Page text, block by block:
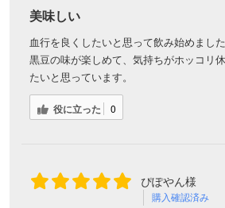
美味しい
血行を良くしたいと思って飲み始めました
黒豆の味が楽しめて、気持ちがホッコリ
たいと思っています。
役に立った 0
ぴぽやん様
購入確認済み